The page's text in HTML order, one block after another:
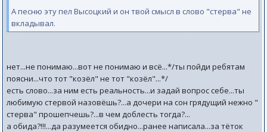
А песню эту пел Высоцкий и он твой смысл в слово "стерва" не
вкладывал.
нет...не понимаю...вот не понимаю и всё...*/ты пойди ребятам
поясни...что тот "козёл" не тот "козёл"...*/
есть слово...за ним есть реальность...и задай вопрос себе...ты
любимую стервой назовёшь?...а дочери на сон грядущий нежно "
стерва" прошепчешь?...в чем доблесть тогда?...
а обида?!!!...да разумеется обидно...ранее написала...за тёток